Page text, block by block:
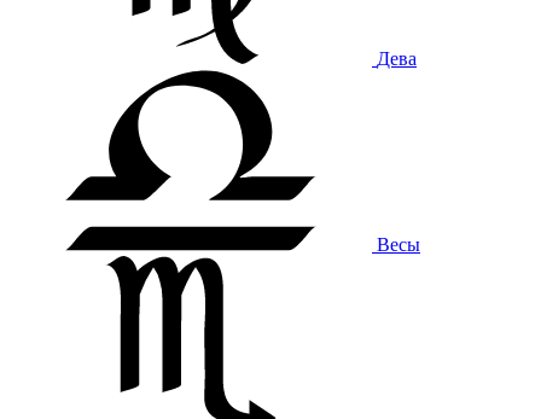
Дева
Весы